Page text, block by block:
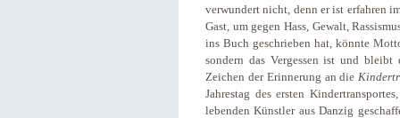
verwundert nicht, denn er ist erfahren
Gast, um gegen Hass, Gewalt,
ins Buch geschrieben hat, könnte
sondern das Vergessen ist und
Zeichen der Erinnerung an die
Jahrestag des ersten
lebenden Künstler aus Danzig